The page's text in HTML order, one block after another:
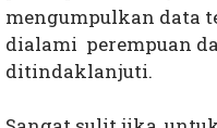
mengumpulkan data
dialami perempuan
ditindaklanjuti.